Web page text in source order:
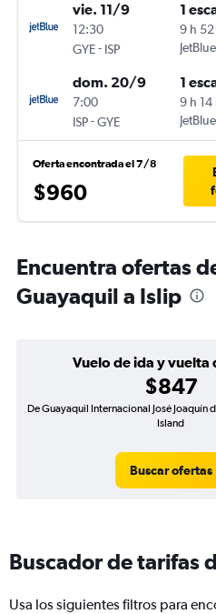
vie. 11/9
12:30
GYE- ISP
1
9 h 52
JetBlue
dom. 20/9
7:00
ISP-GYE
1
9 h 14
JetBlue
Oferta encontrada el 7/8
$960
Encuentra ofertas
Guayaquil a Islip
Vuelo de ida y vuelta
$847
De Guayaquil Internacional José Joaquín
Island
Buscar ofertas
Buscador de tarifas
Usa los siguientes filtros para